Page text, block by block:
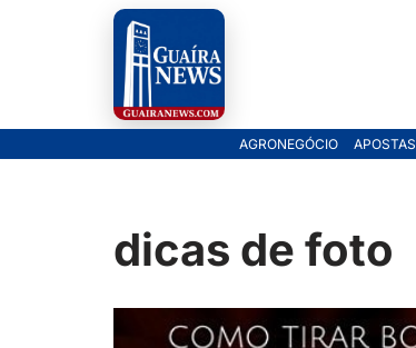
AGRONEGÓCIO APOSTAS
dicas de foto